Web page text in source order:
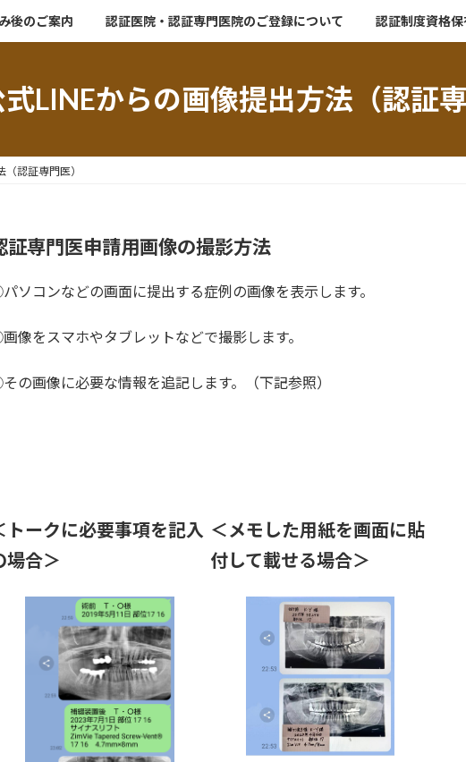
後のご案内 認証医院・認証専門医院のご登録について 認証制度資格
式LINEからの画像提出方法（認証
認証専門医）
証専門医申請用画像の撮影方法
ソコンなどの画面に提出する症例の画像を表示します。
像をスマホやタブレットなどで撮影します。
の画像に必要な情報を追記します。（下記参照）
トークに必要事項を記入
場合＞
＜メモした用紙を画面に貼
付して載せる場合＞